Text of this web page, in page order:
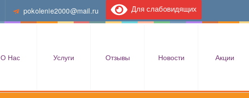
pokolenie2000@mail.ru Для слабовидящих
О Нас Услуги Отзывы Новости Акции